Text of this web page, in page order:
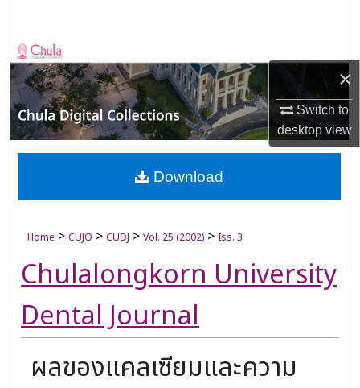
×
Switch to
desktopview
Browse Collections
My Account
About
Digital Commons Network™
Home > CUJO > CUDJ > Vol. 25 (2002) > Iss. 3
Chulalongkorn University
Dental Journal
ผลของแคลเซียมและความ
Download